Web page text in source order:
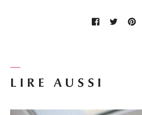
LIRE AUSSI